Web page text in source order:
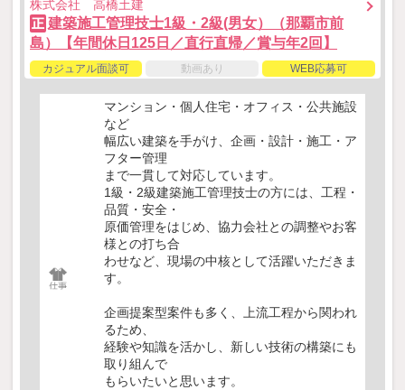
株式会社 高橋土建
正 建築施工管理技士1級・2級(男女）（那覇市前
島）【年間休日125日／直行直帰／賞与年2回】
カジュアル面談可 動画あり WEB応募可
マンション・個人住宅・オフィス・公共施設
など
幅広い建築を手がけ、企画・設計・施工・ア
フター管理
まで一貫して対応しています。
1級・2級建築施工管理技士の方には、工程・
品質・安全・
原価管理をはじめ、協力会社との調整やお客
様との打ち合
わせなど、現場の中核として活躍いただきま
す。
企画提案型案件も多く、上流工程から関われ
るため、
経験や知識を活かし、新しい技術の構築にも
取り組んで
もらいたいと思います。